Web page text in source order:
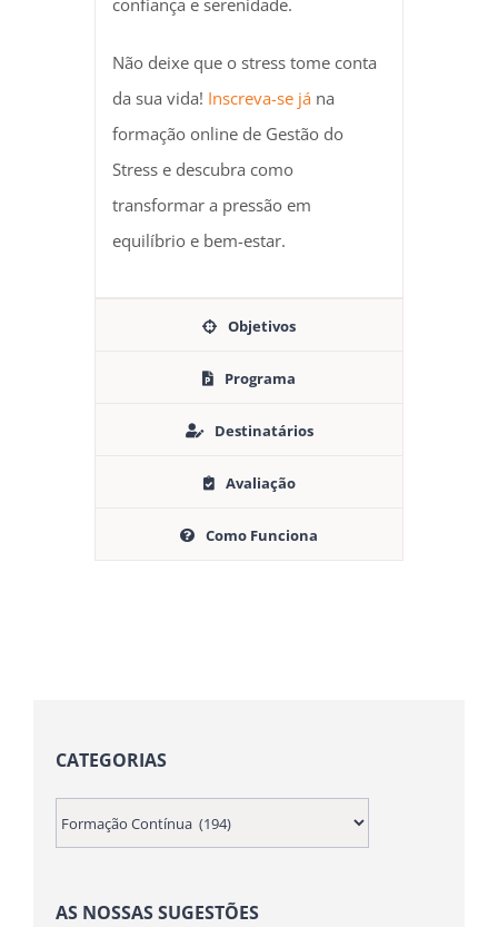
Não deixe que o stress tome conta
da sua vida! Inscreva-se jána
formação online de Gestão do
Stress e descubra como
transformar a pressão em
equilíbrio e bem-estar.
Objetivos
Programa
Destinatários
Avaliação
Como Funciona
CATEGORIAS
AS NOSSAS SUGESTÕES